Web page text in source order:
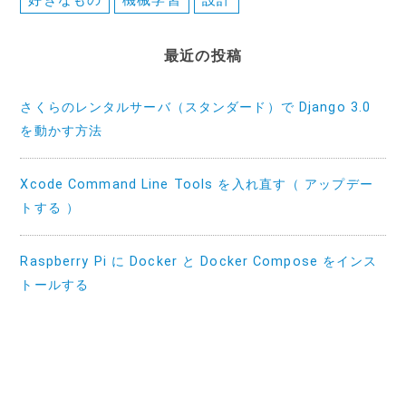
最近の投稿
さくらのレンタルサーバ（スタンダード）で Django 3.0
を動かす方法
Xcode Command Line Tools を入れ直す（ アップデー
トする ）
Raspberry Pi に Docker と Docker Compose をインス
トールする